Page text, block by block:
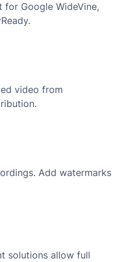
for Google WideVine,
video from
Add watermarks
solutions allow full